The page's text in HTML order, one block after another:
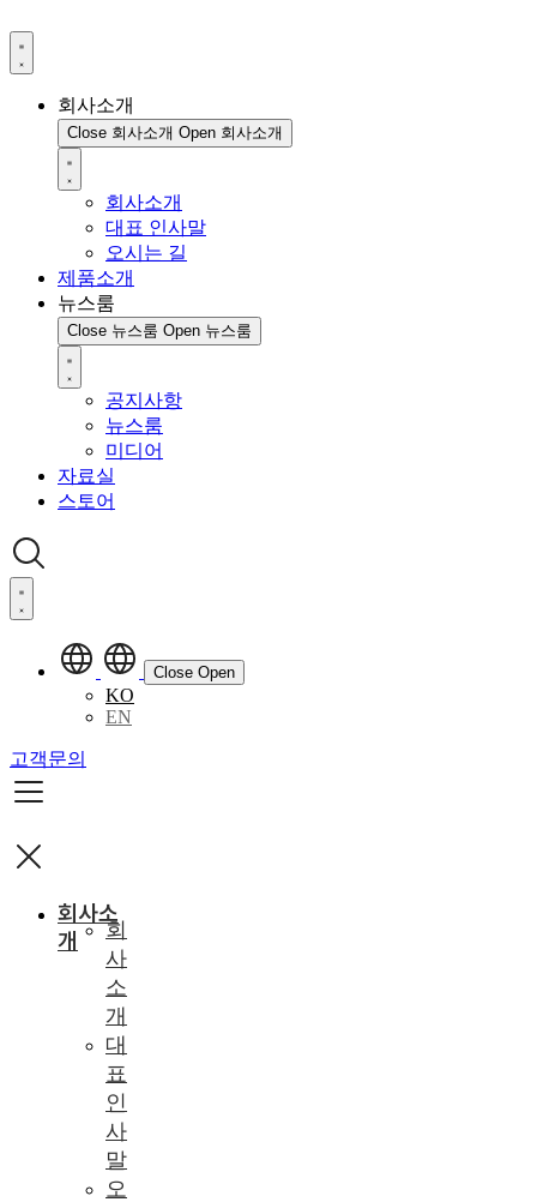
회사소개
Close 회사소개 Open 회사소개
회사소개
대표 인사말
오시는 길
제품소개
뉴스룸
Close 뉴스룸 Open 뉴스룸
공지사항
뉴스룸
미디어
자료실
스토어
Close Open
KO
EN
고객문의
회사소
개
회
사
소
개
대
표
인
사
말
오